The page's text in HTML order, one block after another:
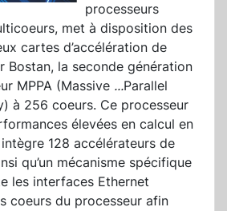
processeurs
met à disposition des
cartes d’accélération de
Bostan, la seconde génération
MPPA (Massive ...Parallel
à 256 coeurs. Ce processeur
élevées en calcul en
128 accélérateurs de
qu’un mécanisme spécifique
les interfaces Ethernet
coeurs du processeur afin